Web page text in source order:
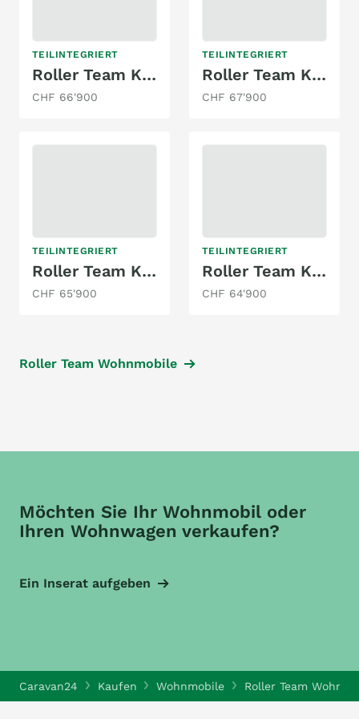
TEILINTEGRIERT
Roller Team Kronos "Fit" 281 TL-Design Paket
CHF 66'900
TEILINTEGRIERT
Roller Team Kronos 266 TL - Modelljahr 2026
CHF 67'900
TEILINTEGRIERT
Roller Team Kronos 284 TL / Modelljahr 2026
CHF 65'900
TEILINTEGRIERT
Roller Team Kronos 285 TL - Modelljahr 2026
CHF 64'900
Roller Team Wohnmobile
Möchten Sie Ihr Wohnmobil oder
Ihren Wohnwagen verkaufen?
Ein Inserat aufgeben
Caravan24 Kaufen Wohnmobile Roller Team